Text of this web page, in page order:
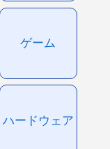
ゲーム
ハードウェア